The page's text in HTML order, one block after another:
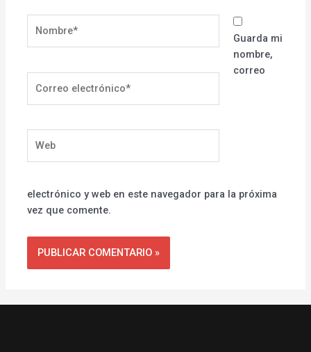
electrónico*
Guarda mi
nombre,
correo
electrónico y web en este navegador para la próxima
vez que comente.